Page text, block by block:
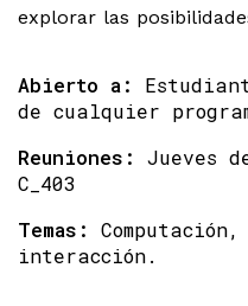
explorar las
Abierto a:
de cualquier
Reuniones: Jueves
C_403
Temas:
interacción.